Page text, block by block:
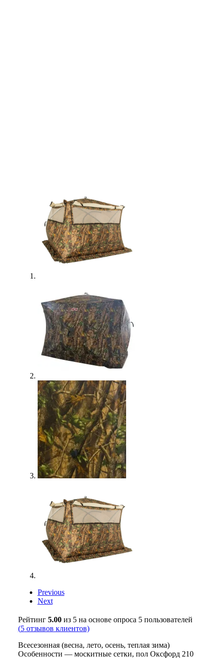
Previous
Next
Рейтинг 5.00из 5 на основе опроса 5пользователей
(5отзывов клиентов)
Всесезонная (весна, лето, осень, теплая зима)
Особенности — москитные сетки, пол Оксфорд 210